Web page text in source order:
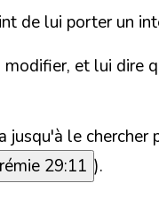
de lui porter un
et lui dire
le
29:11 ).